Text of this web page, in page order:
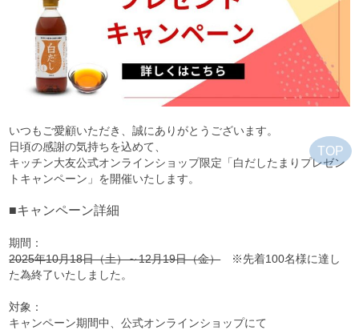
TOP
いつもご愛顧いただき、誠にありがとうございます。
日頃の感謝の気持ちを込めて、
キッチン大友公式オンラインショップ限定「白だしたまりプレゼン
トキャンペーン」を開催いたします。
■キャンペーン詳細
期間：
2025年10月18日（土）～12月19日（金）※先着100名様に達し
た為終了いたしました。
対象：
キャンペーン期間中、公式オンラインショップにて